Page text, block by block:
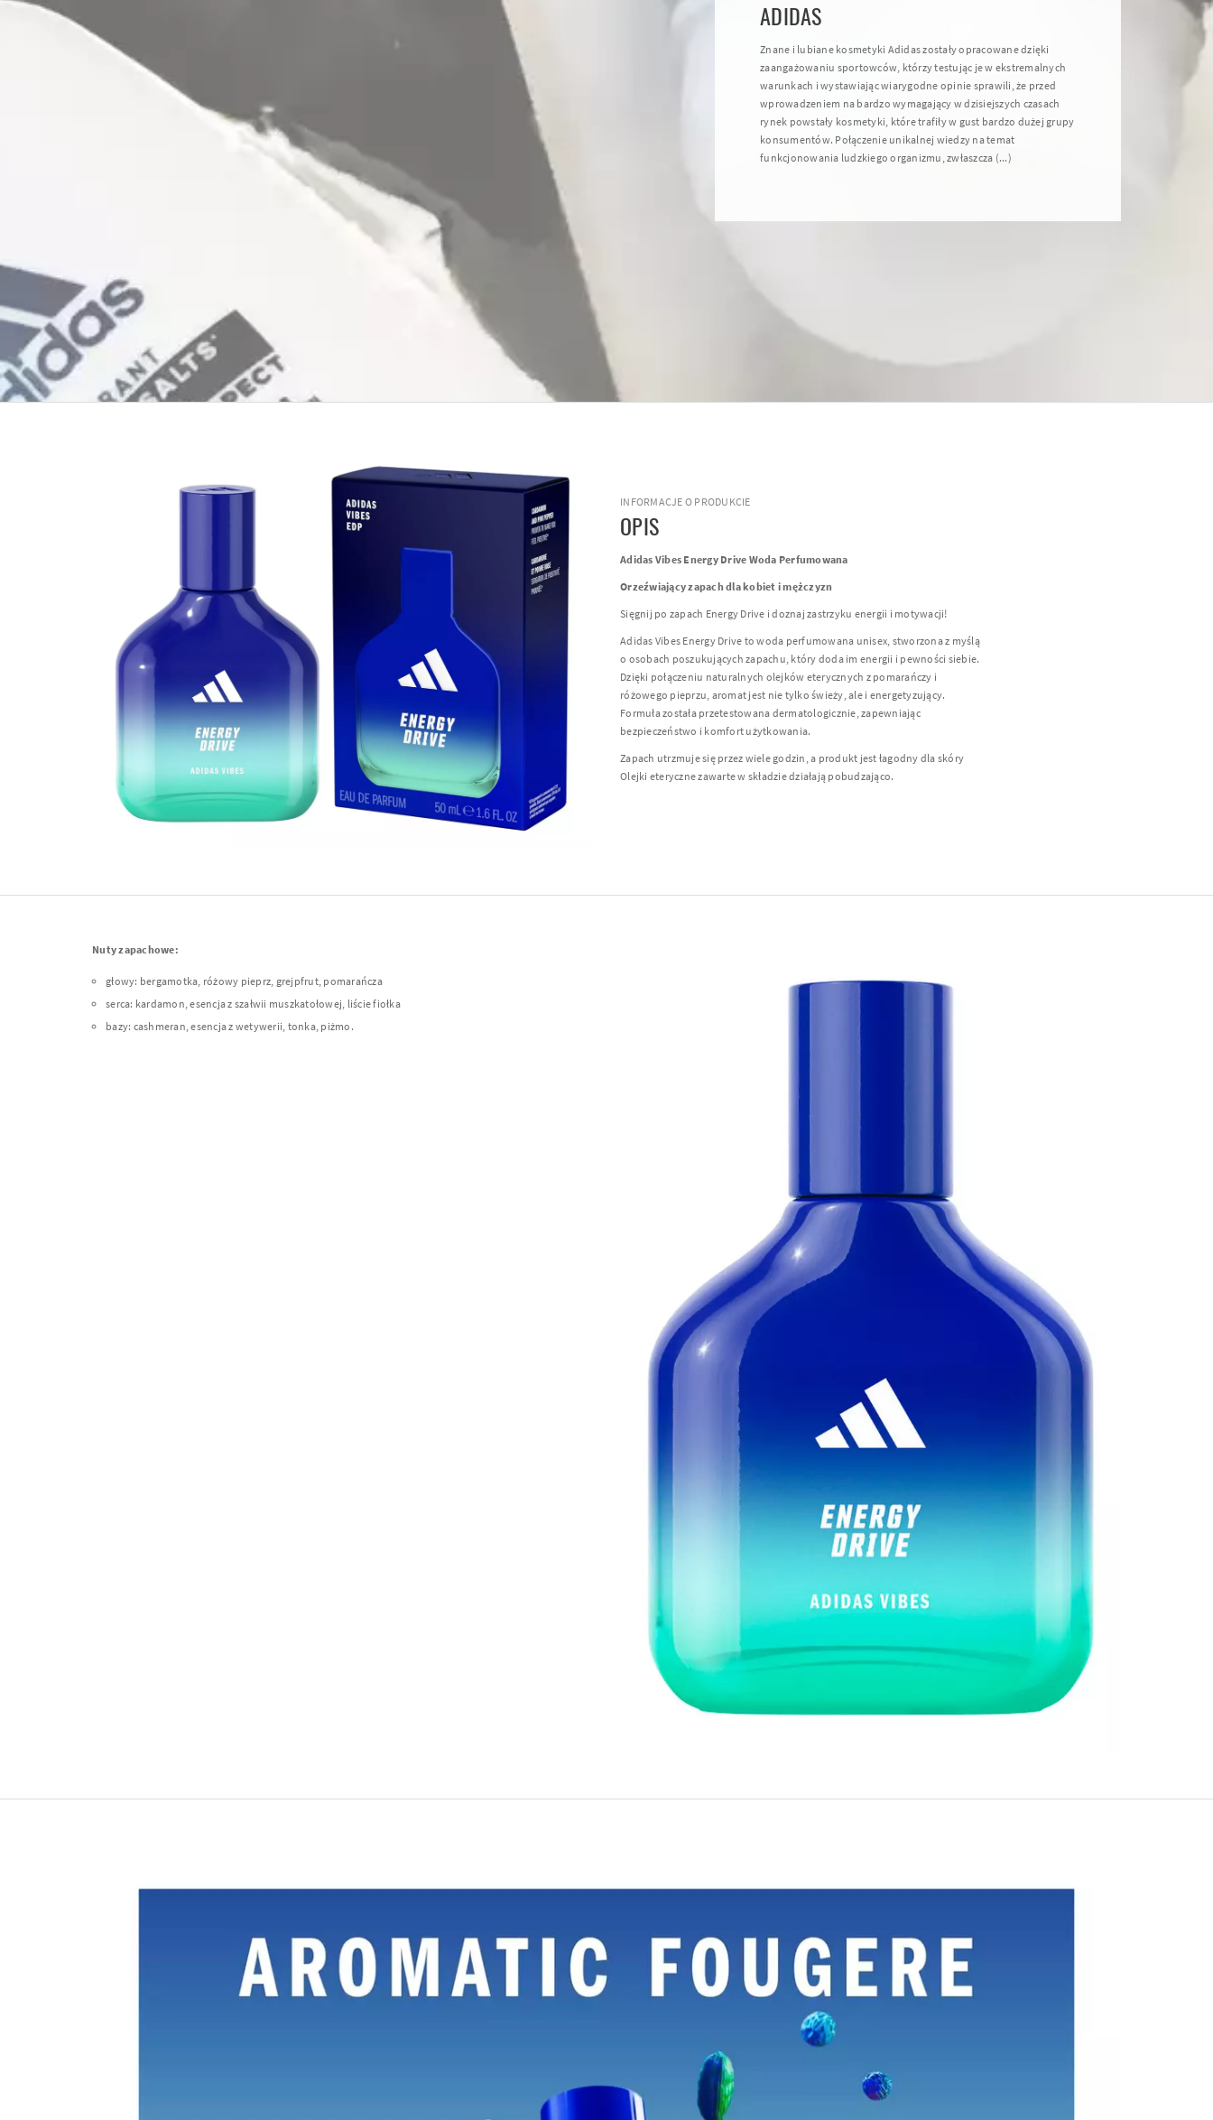
ADIDAS
Znane i lubiane kosmetyki Adidas zostały opracowane dzięki
zaangażowaniu sportowców, którzy testując je w ekstremalnych
warunkach i wystawiając wiarygodne opinie sprawili, że przed
wprowadzeniem na bardzo wymagający w dzisiejszych czasach
rynek powstały kosmetyki, które trafiły w gust bardzo dużej grupy
konsumentów. Połączenie unikalnej wiedzy na temat
funkcjonowania ludzkiego organizmu, zwłaszcza (...)
INFORMACJE O PRODUKCIE
OPIS
Adidas Vibes Energy Drive Woda Perfumowana
Orzeźwiający zapach dla kobiet i mężczyzn
Sięgnij po zapach Energy Drive i doznaj zastrzyku energii i motywacji!
Adidas Vibes Energy Drive to woda perfumowana unisex, stworzona z myślą
o osobach poszukujących zapachu, który doda im energii i pewności siebie.
Dzięki połączeniu naturalnych olejków eterycznych z pomarańczy i
różowego pieprzu, aromat jest nie tylko świeży, ale i energetyzujący.
Formuła została przetestowana dermatologicznie, zapewniając
bezpieczeństwo i komfort użytkowania.
Zapach utrzmuje się przez wiele godzin, a produkt jest łagodny dla skóry
Olejki eteryczne zawarte w składzie działają pobudzająco.
Nuty zapachowe:
głowy: bergamotka, różowy pieprz, grejpfrut, pomarańcza
serca: kardamon, esencja z szałwii muszkatołowej, liście fiołka
bazy: cashmeran, esencja z wetywerii, tonka, piżmo.